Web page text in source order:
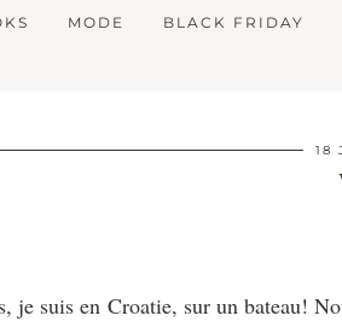
MODE BLACK FRIDAY
18
je suis en Croatie, sur un bateau!